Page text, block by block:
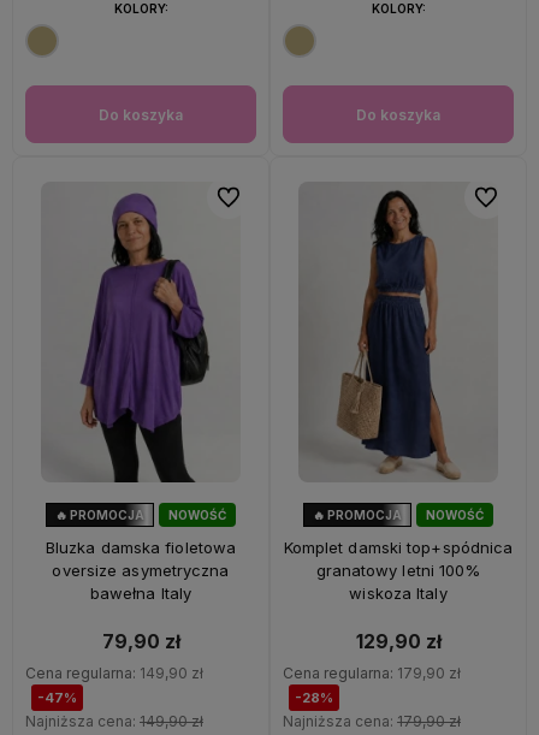
Do koszyka
KOLORY:
Do koszyka
KOLORY:
NOWOŚĆ
🔥 PROMOCJA
Bluzka damska fioletowa
oversize asymetryczna
bawełna Italy
79,90 zł
Cena regularna: 149,90 zł
-47%
Najniższa cena: 149,90 zł
Do ulubionych
NOWOŚĆ
🔥 PROMOCJA
Komplet damski top+spódnica
granatowy letni 100%
wiskoza Italy
129,90 zł
Cena regularna: 179,90 zł
-28%
Najniższa cena: 179,90 zł
Do